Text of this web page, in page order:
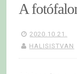
A
2020.10.21.
HALISISTVAN